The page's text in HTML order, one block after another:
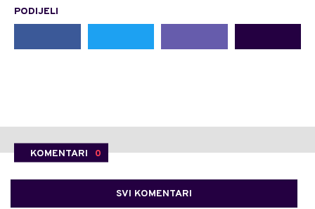
PODIJELI
KOMENTARI 0
SVI KOMENTARI